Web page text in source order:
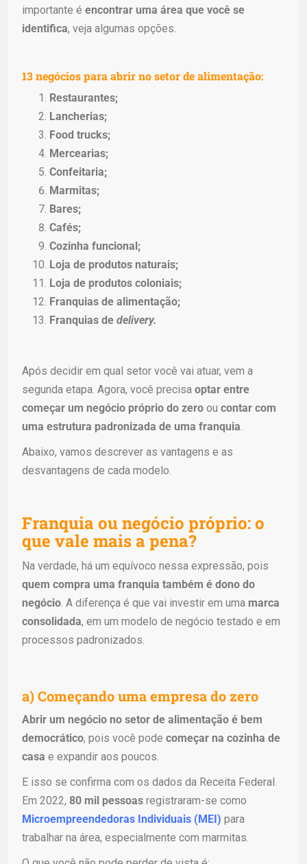
importante é encontrar uma área que você se
identifica, veja algumas opções.
13 negócios para abrir no setor de alimentação:
Restaurantes;
Lancherias;
Food trucks;
Mercearias;
Confeitaria;
Marmitas;
Bares;
Cafés;
Cozinha funcional;
Loja de produtos naturais;
Loja de produtos coloniais;
Franquias de alimentação;
Franquias de delivery.
Após decidir em qual setor você vai atuar, vem a
segunda etapa. Agora, você precisa optar entre
começar um negócio próprio do zero ou contar com
uma estrutura padronizada de uma franquia
Abaixo, vamos descrever as vantagens e as
desvantagens de cada modelo.
Franquia ou negócio próprio: o
que vale mais a pena?
Na verdade, há um equívoco nessa expressão, pois
quem compra uma franquia também é dono do
negócio . A diferença é que vai investir em uma marca
consolidada, em um modelo de negócio testado e em
processos padronizados.
a) Começando uma empresa do zero
Abrir um negócio no setor de alimentação é bem
democrático, pois você pode começar na cozinha de
casa e expandir aos poucos.
E isso se confirma com os dados da Receita Federal.
Em 2022, 80 mil pessoas registraram-se como
Microempreendedoras Individuais (MEI) para
trabalhar na área, especialmente com marmitas.